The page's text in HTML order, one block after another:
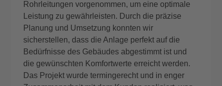
Rohrleitungen vorgenommen, um eine optimale
Leistung zu gewährleisten. Durch die präzise
Planung und Umsetzung konnten wir
sicherstellen, dass die Anlage perfekt auf die
Bedürfnisse des Gebäudes abgestimmt ist und
die gewünschten Komfortwerte erreicht werden.
Das Projekt wurde termingerecht und in enger